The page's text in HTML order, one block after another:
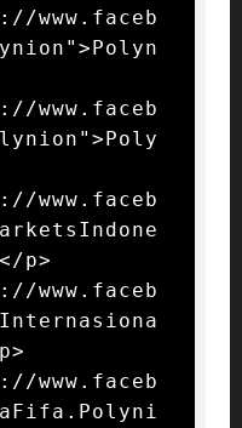
www.faceb
www.faceb
www.faceb
p>
www.faceb
www.faceb